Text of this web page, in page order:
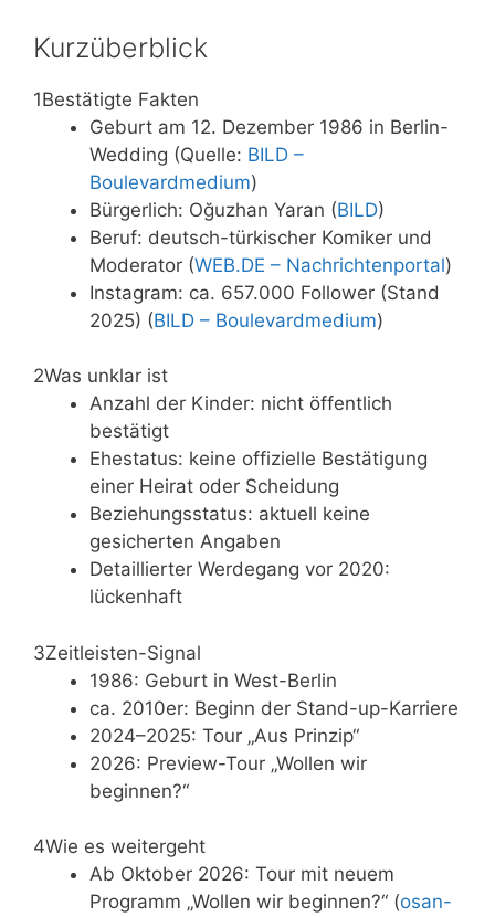
Kurzüberblick
1Bestätigte Fakten
Geburt am 12. Dezember 1986 in Berlin-
Wedding (Quelle: BILD –
Boulevardmedium)
Bürgerlich: Oğuzhan Yaran (BILD)
Beruf: deutsch-türkischer Komiker und
Moderator (WEB.DE – Nachrichtenportal)
Instagram: ca. 657.000 Follower (Stand
2025) (BILD – Boulevardmedium)
2Was unklar ist
Anzahl der Kinder: nicht öffentlich
bestätigt
Ehestatus: keine offizielle Bestätigung
einer Heirat oder Scheidung
Beziehungsstatus: aktuell keine
gesicherten Angaben
Detaillierter Werdegang vor 2020:
lückenhaft
3Zeitleisten-Signal
1986: Geburt in West-Berlin
ca. 2010er: Beginn der Stand-up-Karriere
2024–2025: Tour „Aus Prinzip“
2026: Preview-Tour „Wollen wir
beginnen?“
4Wie es weitergeht
Ab Oktober 2026: Tour mit neuem
Programm „Wollen wir beginnen?“ (osan-